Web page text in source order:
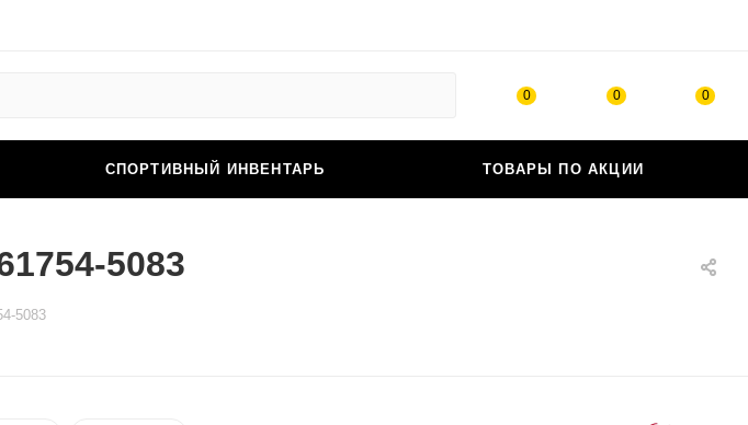
0 0 0
СПОРТИВНЫЙ ИНВЕНТАРЬ ТОВАРЫ ПО АКЦИИ
5083
5083